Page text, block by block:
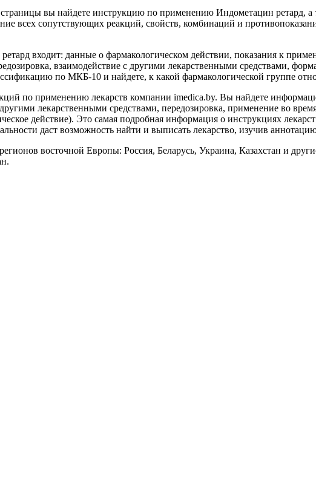
вы найдете инструкцию по применению Индометацин ретард, а
всех сопутствующих реакций, свойств, комбинаций и
входит: данные о фармакологическом действии, показания к
взаимодействие с другими лекарственными средствами,
по МКБ-10 и найдете, к какой фармакологической группе
по применению лекарств компании imedica.by. Вы найдете
лекарственными средствами, передозировка, применение во
действие). Это самая подробная информация о инструкциях
даст возможность найти и выписать лекарство, изучив
восточной Европы: Россия, Беларусь, Украина, Казахстан и